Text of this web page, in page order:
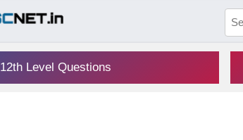
12th Level Questions